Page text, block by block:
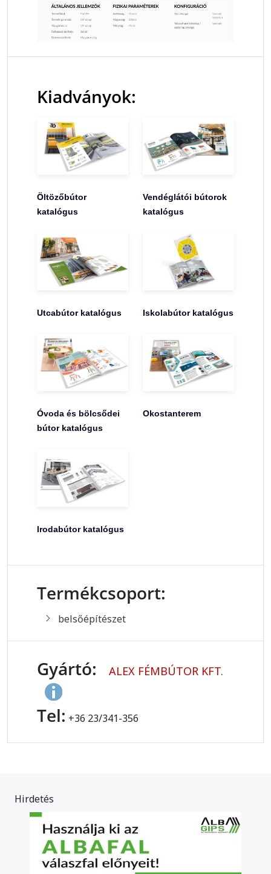
Kiadványok:
Öltözőbútor
katalógus
Vendéglátói bútorok
katalógus
Utcabútor katalógus Iskolabútor katalógus
Óvoda és bölcsődei
bútor katalógus
Okostanterem
Irodabútor katalógus
Termékcsoport:
belsőépítészet
Gyártó: ALEX FÉMBÚTOR KFT.
Tel: +36 23/341-356
Hirdetés